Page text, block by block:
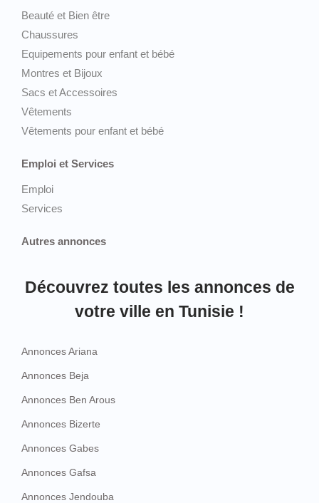
Beauté et Bien être
Chaussures
Equipements pour enfant et bébé
Montres et Bijoux
Sacs et Accessoires
Vêtements
Vêtements pour enfant et bébé
Emploi et Services
Emploi
Services
Autres annonces
Découvrez toutes les annonces de
votre ville en Tunisie !
Annonces Ariana
Annonces Beja
Annonces Ben Arous
Annonces Bizerte
Annonces Gabes
Annonces Gafsa
Annonces Jendouba